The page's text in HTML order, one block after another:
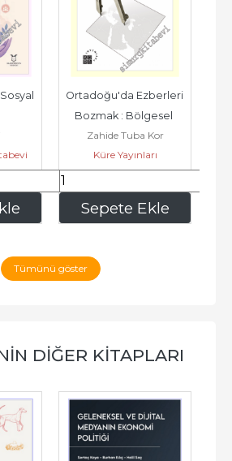
Sepete Ekle
Ortadoğu'da Ezberleri
Bozmak : Bölgesel
Analiz Nasıl Yapılmalı -
Zahide Tuba Kor
Küre Yayınları
405,00
Tümünü göster
DIĞER KITAPLARI